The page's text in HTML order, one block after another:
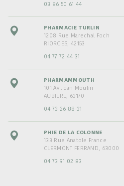
03 86 50 61 44
PHARMACIE TURLIN
1208 Rue Marechal Foch
RIORGES, 42153
04 77 72 44 31
PHARMAMMOUTH
101 Av Jean Moulin
AUBIERE, 63170
04 73 26 88 31
PHIE DE LA COLONNE
133 Rue Anatole France
CLERMONT FERRAND, 63000
04 73 91 02 83